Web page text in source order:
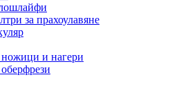
за прахоулавяне
и нагери